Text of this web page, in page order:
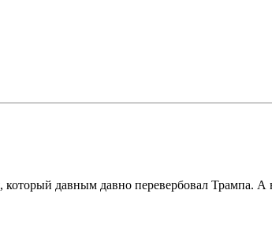
который давным давно перевербовал Трампа.